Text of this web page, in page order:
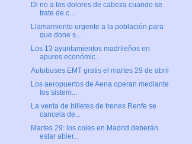
Di no a los dolores de cabeza cuando se
trate de c...
Llamamiento urgente a la población para
que done s...
Los 13 ayuntamientos madrileños en
apuros económic...
Autobuses EMT gratis el martes 29 de abril
Los aeropuertos de Aena operan mediante
los sistem...
La venta de billetes de trenes Renfe se
cancela de...
Martes 29: los coles en Madrid deberán
estar abier...